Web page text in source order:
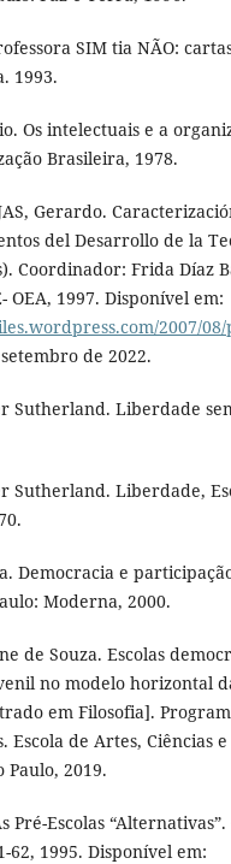
SIM tia NÃO:
1993.
Os intelectuais e a
Brasileira, 1978.
Gerardo.
del Desarrollo de la
Coordinador: Frida Díaz
OEA, 1997. Disponível em:
2007/
de 2022.
Sutherland. Liberdade
Sutherland. Liberdade,
Democracia e
Moderna, 2000.
de Souza. Escolas
no modelo horizontal
em Filosofia].
Escola de Artes, Ciências
Paulo, 2019.
Pré-Escolas
62, 1995. Disponível em: